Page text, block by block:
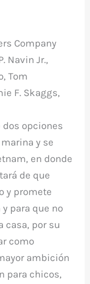
Company
Navin Jr.,
Tom
F. Skaggs,
opciones
y se
en donde
de que
y promete
para que no
casa, por su
como
ambición
para chicos,